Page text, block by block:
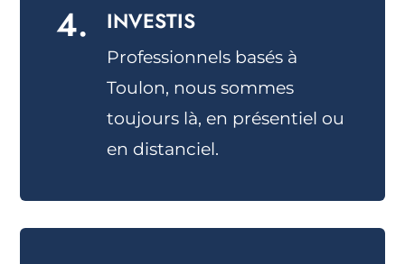
4. INVESTIS
Professionnels basés à
Toulon, nous sommes
toujours là, en présentiel ou
en distanciel.